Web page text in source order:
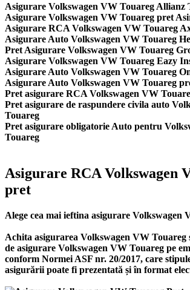
Asigurare Volkswagen VW Touareg Allianz
Asigurare Volkswagen VW Touareg pret
Asigurare RCA Volkswagen VW Touareg
Asigurare Auto Volkswagen VW Touareg
Pret Asigurare Volkswagen VW Touareg
Asigurare Volkswagen VW Touareg Eazy
Asigurare Auto Volkswagen VW Touareg
Asigurare Auto Volkswagen VW Touareg
Pret asigurare RCA Volkswagen VW
Pret asigurare de raspundere civila auto
Touareg
Pret asigurare obligatorie Auto pentru
Touareg
Asigurare RCA Volkswagen
pret
Alege cea mai ieftina asigurare Volkswagen
Achita asigurarea Volkswagen VW Touareg
de asigurare Volkswagen VW Touareg pe
conform Normei ASF nr. 20/2017, care
asigurării poate fi prezentată și în format